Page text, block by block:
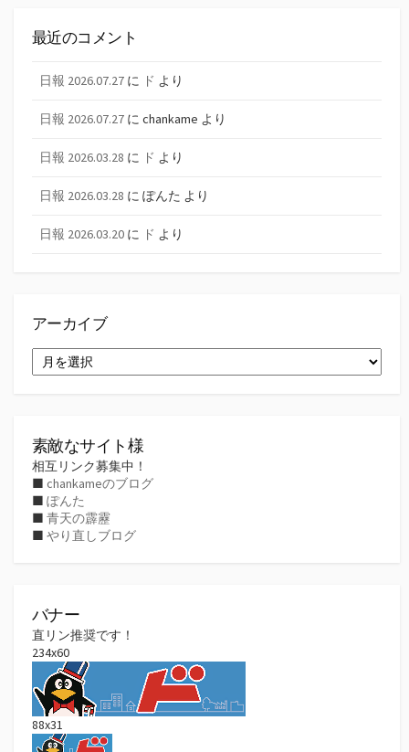
最近のコメント
日報 2026.07.27 に ド より
日報 2026.07.27 に chankame より
日報 2026.03.28 に ド より
日報 2026.03.28 に ぽんた より
日報 2026.03.20 に ド より
アーカイブ
ー
素敵なサイト様
相互リンク募集中！
■ chankameのブログ
■ ぽんた
■ 青天の霹靂
■ やり直しブログ
バナー
直リン推奨です！
234x60
88x31